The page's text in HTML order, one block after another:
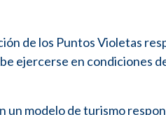
de los Puntos Violetas
ejercerse en condiciones
modelo de turismo